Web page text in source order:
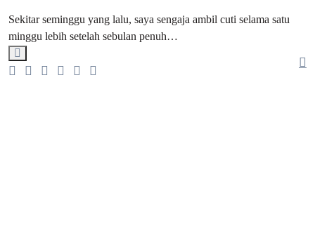
Sekitar seminggu yang lalu, saya sengaja ambil cuti selama satu
minggu lebih setelah sebulan penuh…